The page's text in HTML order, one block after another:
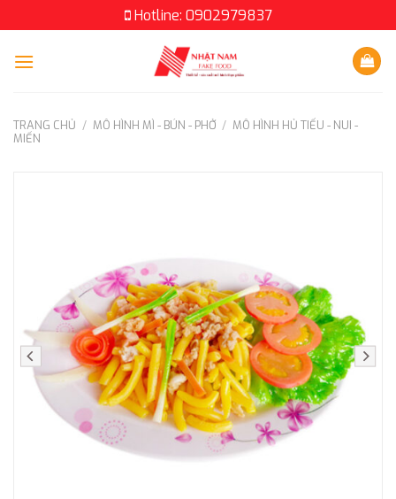
to
content
Hotline: 0902979837
TRANG CHỦ / MÔ HÌNH MÌ - BÚN - PHỞ / MÔ HÌNH HỦ TIẾU - NUI -
MIẾN